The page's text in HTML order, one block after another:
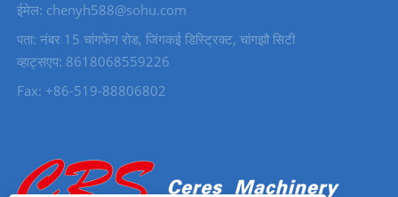
ईमेल: chenyh588@sohu.com
पता: नंबर 15 चांगफेंग रोड, जिंगकई डिस्ट्रिक्ट, चांगझौ सिटी
व्हाट्सएप: 8618068559226
Fax: +86-519-88806802